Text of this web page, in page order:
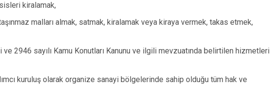
kiralamak,
malları almak, satmak, kiralamak veya kiraya vermek, takas etmek,
2946 sayılı Kamu Konutları Kanunu ve ilgili mevzuatında belirtilen hizmetleri
kuruluş olarak organize sanayi bölgelerinde sahip olduğu tüm hak ve